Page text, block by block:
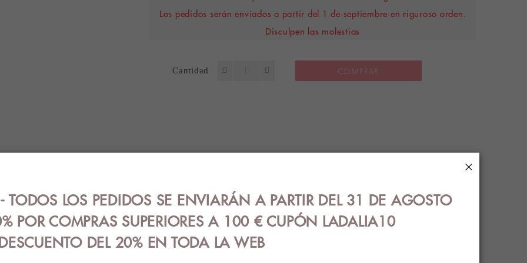
Los pedidos serán enviados a partir del 1 de septiembre en riguroso orden.
Disculpen las molestias
Cantidad COMPRAR
de pan de jengibre.
LOS PEDIDOS SE ENVIARÁN A PARTIR DEL 31 DE AGOSTO
POR COMPRAS SUPERIORES A 100 € CUPÓN LADALIA10
DEL 20% EN TODA LA WEB
×